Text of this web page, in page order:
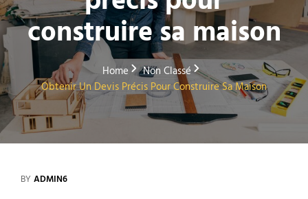
construire sa maison
Home
Non Classé
Obtenir Un Devis Précis Pour Construire Sa Maison
BY ADMIN6